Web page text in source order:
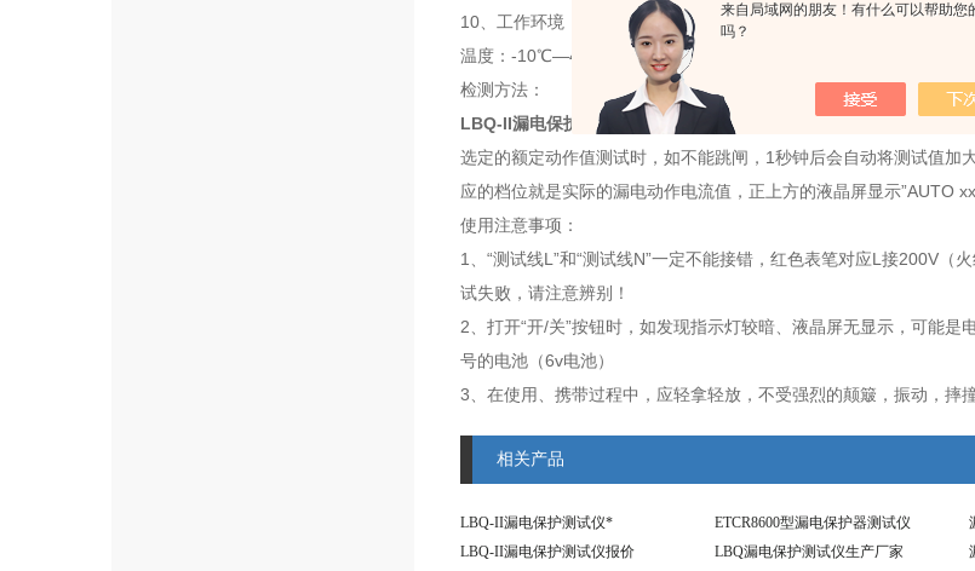
来自局域网的朋友！有什么可以帮助您
吗？
10、工作环境
温度：-10℃—40℃ 湿度：<80RH
检测方法：
LBQ-II漏电保护测试仪
设有“手动/自动”切换按钮，正上方的液晶屏
选定的额定动作值测试时，如不能跳闸，1秒钟后会自动将测试值
应的档位就是实际的漏电动作电流值，正上方的液晶屏显示”AUTO
使用注意事项：
1、“测试线L”和“测试线N”一定不能接错，红色表笔对应L接200V
试失败，请注意辨别！
2、打开“开/关”按钮时，如发现指示灯较暗、液晶屏无显示，可能
号的电池（6v电池）
3、在使用、携带过程中，应轻拿轻放，不受强烈的颠簸，振动，摔
相关产品
LBQ-II漏电保护测试仪* ETCR8600型漏电保护器测试仪
LBQ-II漏电保护测试仪报价
LBQ漏电保护测试仪生产厂家